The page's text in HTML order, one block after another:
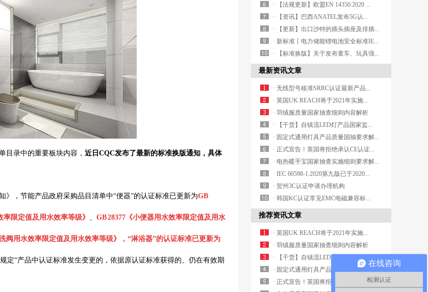
目录中的重要板块内容， 近日 CQC发布了最新的标准换版通知，具体
》，节能产品政府采购品目清单中“便器”的认证标准已更新为GB
率限定值及用水效率等级》 、 GB 28377《小便器用水效率限定值及用水
阀用水效率限定值及用水效率等级》，“淋浴器”的认证标准已更新为
定“产品中认证标准发生变更的，依据原认证标准获得的、仍在有效期
· 【法规更新】欧盟EN 14350:2020 ...
· 【资讯】巴西ANATEL发布5G认...
· 【更新】出口沙特的插头插座及排插...
· 新标准丨电力储能锂电池安全标准IE...
· 【标准换版】关于发布童车、玩具强...
最新资讯文章
· 无线型号核准SRRC认证最新产品...
· 英国UK REACH将于2021年实施...
· 羽绒服质量国家抽查细则内容解析
· 【干货】自镇流LED灯产品国家监...
· 固定式通用灯具产品质量国抽要求解...
· 正式宣告！英国将拒绝承认CE认证...
· 电热暖手宝国家抽查实施细则要求解...
· IEC 60598-1:2020第九版已于2020...
· 贺州3C认证申请办理机构
· 韩国KC认证常见EMC电磁兼容标...
推荐资讯文章
· 英国UK REACH将于2021年实施...
· 羽绒服质量国家抽查细则内容解析
· 【干货】自镇流LED灯产品国家监...
· 固定式通用灯具产品质量国抽要求解...
· 正式宣告！英国将拒绝承认CE认证...
在线咨询
检测认证